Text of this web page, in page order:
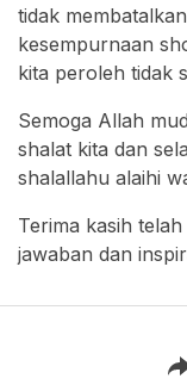
tidak
kesempurnaan
kita peroleh tidak
Semoga Allah
shalat kita dan
shalallahu alaihi
Terima kasih
jawaban dan